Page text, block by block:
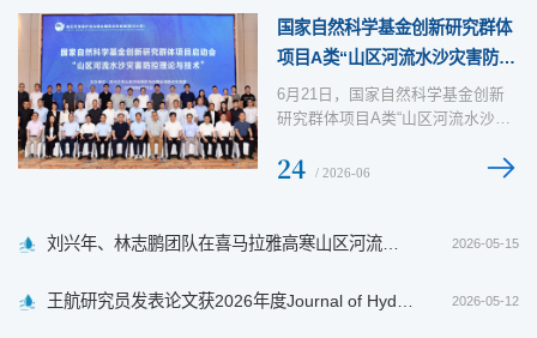
国家自然科学基金创新研究群体
项目A类“山区河流水沙灾害防控
理论与技术...
6月21日，国家自然科学基金创新
研究群体项目A类“山区河流水沙灾
京水利科学研究院张建云院...
24 / 2026-06
刘兴年、林志鹏团队在喜马拉雅高寒山区河流演变领域取得重大进展 2026-05-15
王航研究员发表论文获2026年度Journal of Hydraulic Engineering最佳论... 2026-05-12